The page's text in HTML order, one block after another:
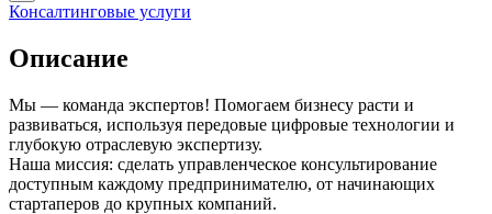
Консалтинговые услуги
Описание
Мы — команда экспертов! Помогаем бизнесу расти и
развиваться, используя передовые цифровые технологии и
глубокую отраслевую экспертизу.
Наша миссия: сделать управленческое консультирование
доступным каждому предпринимателю, от начинающих
стартаперов до крупных компаний.